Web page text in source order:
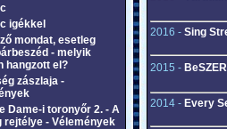
igékkel
mondat, esetleg
- melyik
hangzott el?
zászlaja -
Dame-i toronyőr 2. - A
rejtélye - Vélemények
2016 - Sing
2015 -
2014 - Every